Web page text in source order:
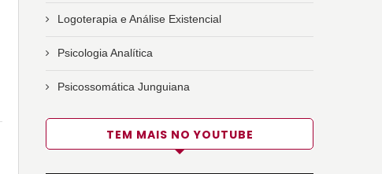
Logoterapia e Análise Existencial
Psicologia Analítica
Psicossomática Junguiana
TEM MAIS NO YOUTUBE